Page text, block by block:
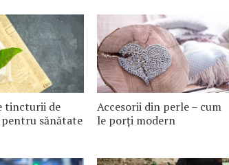
tincturii de
sănătate
Accesorii din perle – cum
le porți modern